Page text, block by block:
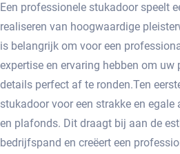
Een professionele stukadoor speelt
realiseren van hoogwaardige
is belangrijk om voor een
expertise en ervaring hebben om
details perfect af te ronden.​ Ten
stukadoor voor een strakke en
en plafonds.​ Dit draagt bij aan de
bedrijfspand en creëert een